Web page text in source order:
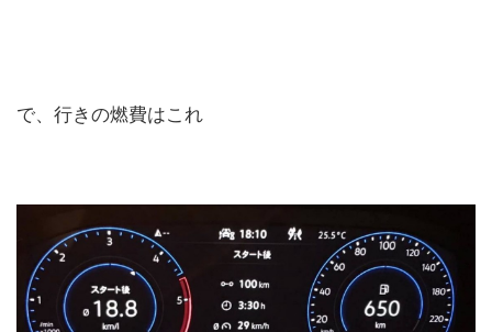
で、行きの燃費はこれ